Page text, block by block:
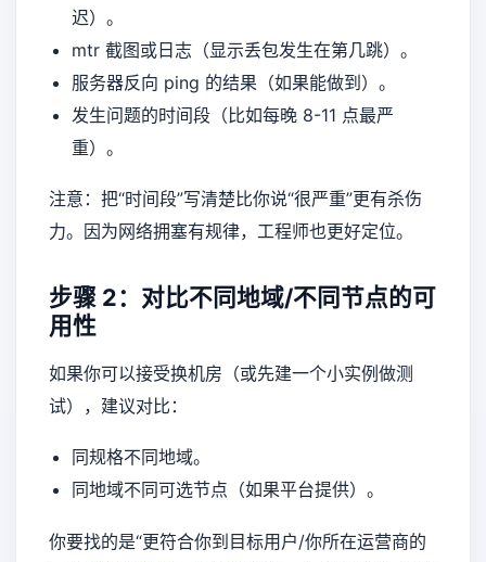
迟）。
mtr 截图或日志（显示丢包发生在第几跳）。
服务器反向 ping 的结果（如果能做到）。
发生问题的时间段（比如每晚 8-11 点最严
重）。
注意：把“时间段”写清楚比你说“很严重”更有杀伤
力。因为网络拥塞有规律，工程师也更好定位。
步骤 2：对比不同地域/不同节点的可
用性
如果你可以接受换机房（或先建一个小实例做测
试），建议对比：
同规格不同地域。
同地域不同可选节点（如果平台提供）。
你要找的是“更符合你到目标用户/你所在运营商的